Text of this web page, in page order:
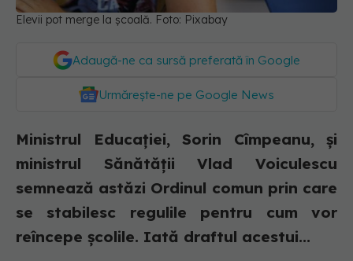
Elevii pot merge la școală. Foto: Pixabay
Adaugă-ne ca sursă preferată în Google
Urmărește-ne pe Google News
Ministrul Educației, Sorin Cîmpeanu, și
ministrul Sănătății Vlad Voiculescu
semnează astăzi Ordinul comun prin care
se stabilesc regulile pentru cum vor
reîncepe școlile. Iată draftul acestui...